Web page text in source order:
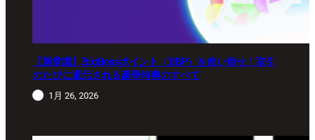
【新常識】BigBossポイント（BBP）を使い倒せ！取引
のたびに還元される豪華特典のすべて
1月 26, 2026